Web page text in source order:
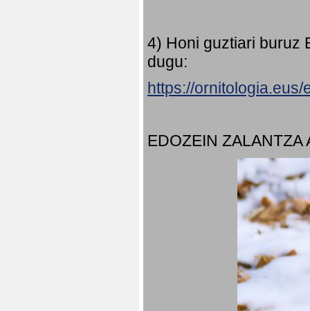
4) Honi guztiari buruz
dugu:
https://
EDOZEIN ZALANTZA